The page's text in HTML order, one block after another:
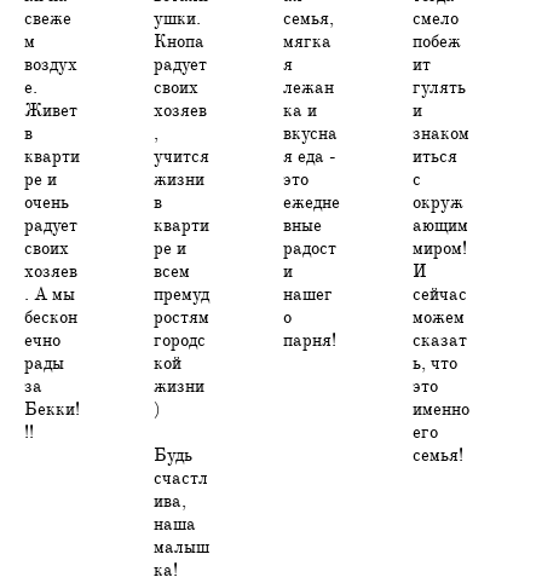
свеже
м
воздух
е.
Живет
в
кварти
ре и
очень
радует
своих
хозяев
. А мы
бескон
ечно
рады
за
Бекки!
!!
ушки.
Кнопа
радует
своих
хозяев
,
учится
жизни
в
кварти
ре и
всем
премуд
ростям
городс
кой
жизни
)
Будь
счастл
ива,
наша
малыш
ка!
семья,
мягка
я
лежан
ка и
вкусна
я еда -
это
ежедне
вные
радост
и
нашег
о
парня!
смело
побеж
ит
гулять
и
знаком
иться
с
окруж
ающим
миром!
И
сейчас
можем
сказат
ь, что
это
именно
его
семья!